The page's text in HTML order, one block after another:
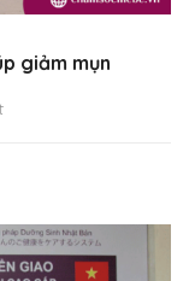
giảm mụn